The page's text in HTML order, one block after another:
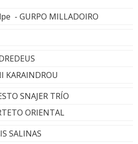
- GURPO MILLADOIRO
KARAINDROU
SNAJER TRÍO
ORIENTAL
SALINAS